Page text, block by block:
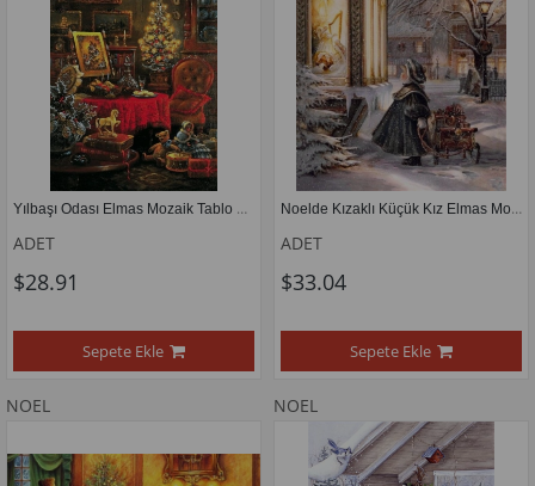
Yılbaşı Odası Elmas Mozaik Tablo 42x64 cm
ADET
$28.91
Sepete Ekle
Noelde Kızaklı Küçük Kız Elmas Mozaik Tablo 51x61 cm
ADET
$33.04
Sepete Ekle
NOEL NOEL